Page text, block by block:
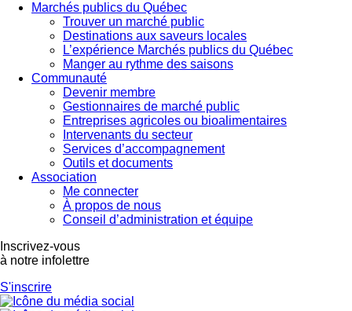
Marchés publics du Québec
Trouver un marché public
Destinations aux saveurs locales
L’expérience Marchés publics du Québec
Manger au rythme des saisons
Communauté
Devenir membre
Gestionnaires de marché public
Entreprises agricoles ou bioalimentaires
Intervenants du secteur
Services d’accompagnement
Outils et documents
Association
Me connecter
À propos de nous
Conseil d’administration et équipe
Inscrivez-vous
à notre infolettre
S'inscrire